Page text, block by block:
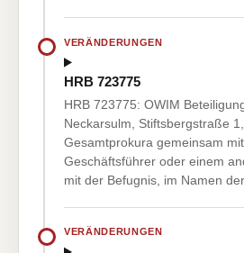
VERÄNDERUNGEN
HRB 723775
HRB 723775: OWIM
Neckarsulm, Stiftsbergstraße
Gesamtprokura gemeinsam
Geschäftsführer oder einem
mit der Befugnis, im Namen
VERÄNDERUNGEN